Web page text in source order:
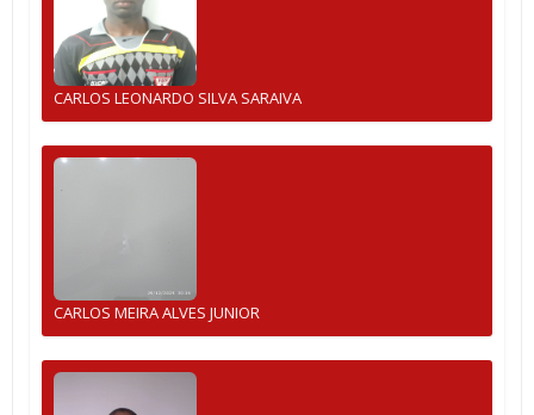
CARLOS LEONARDO SILVA SARAIVA
CARLOS MEIRA ALVES JUNIOR